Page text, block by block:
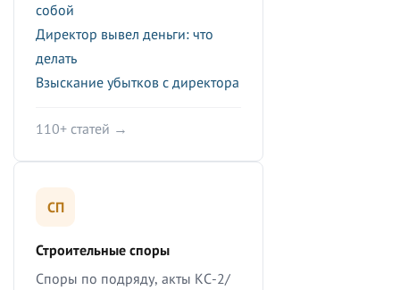
собой
Директор вывел деньги: что
делать
Взыскание убытков с директора
110+ статей →
СП
Строительные споры
Споры по подряду, акты КС-2/